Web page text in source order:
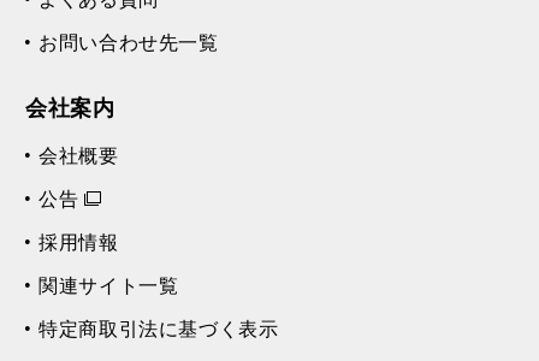
お問い合わせ先一覧
会社案内
会社概要
公告
採用情報
関連サイト一覧
特定商取引法に基づく表示